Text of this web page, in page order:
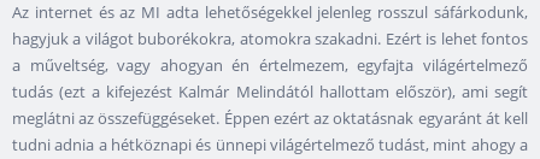
Az internet és az MI adta lehetőségekkel jelenleg rosszul sáfárkodunk,
hagyjuk a világot buborékokra, atomokra szakadni. Ezért is lehet fontos
a műveltség, vagy ahogyan én értelmezem, egyfajta világértelmező
tudás (ezt a kifejezést Kalmár Melindától hallottam először), ami segít
meglátni az összefüggéseket. Éppen ezért az oktatásnak egyaránt át kell
tudni adnia a hétköznapi és ünnepi világértelmező tudást, mint ahogy a